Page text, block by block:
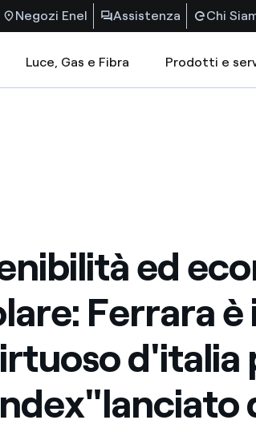
Negozi Enel Assistenza Chi
Luce, Gas e Fibra Prodotti e
ed
Ferrara